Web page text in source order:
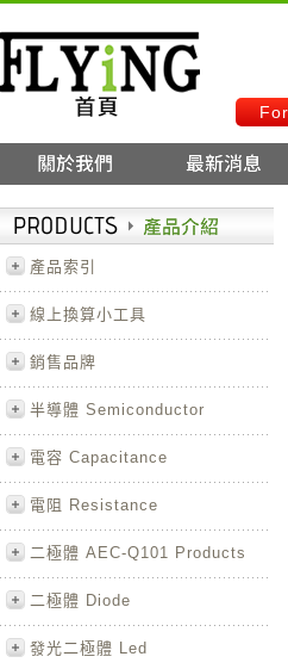
產品索引
線上換算小工具
銷售品牌
半導體 Semiconductor
電容 Capacitance
電阻 Resistance
二極體 AEC-Q101 Products
二極體 Diode
發光二極體 Led